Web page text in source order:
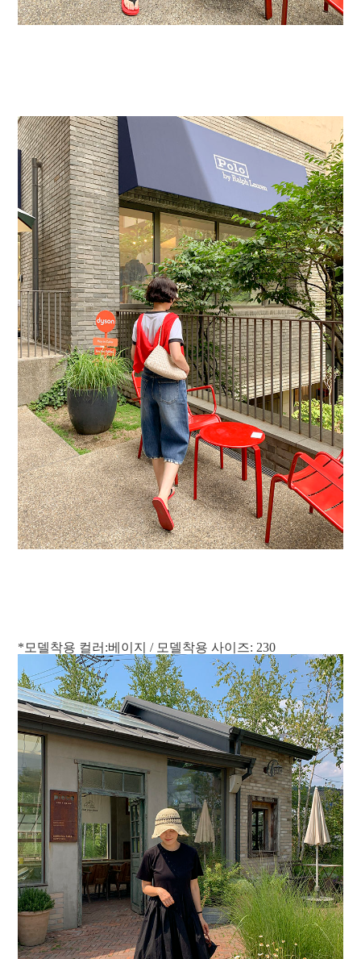
*모델착용 컬러:베이지 / 모델착용 사이즈: 230